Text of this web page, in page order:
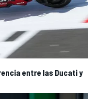
entre las Ducati y